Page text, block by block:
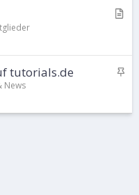
i
kA
e
tutorials.de
News